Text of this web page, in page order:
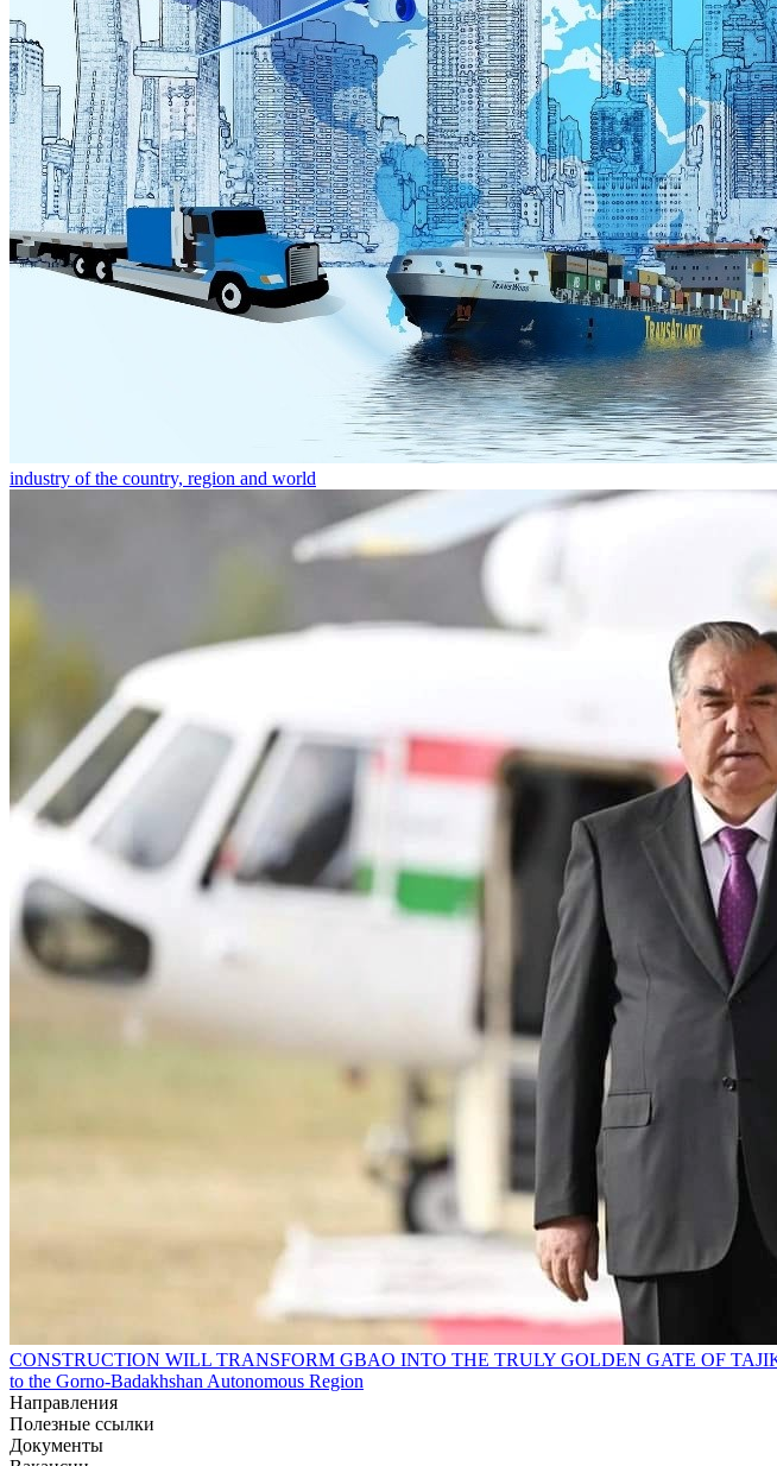
industry of the country, region and world
CONSTRUCTION WILL TRANSFORM GBAO INTO THE TRULY GOLDEN GATE OF
to the Gorno-Badakhshan Autonomous Region
Направления
Полезные ссылки
Документы